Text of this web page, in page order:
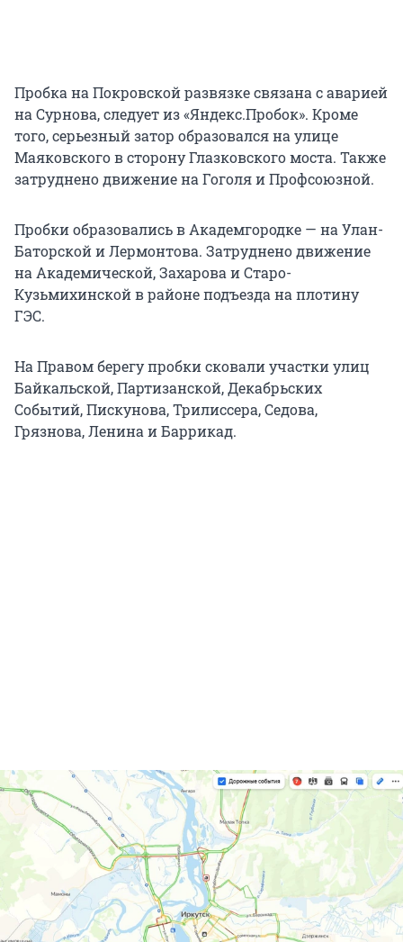
Пробка на Покровской развязке связана с аварией
на Сурнова, следует из «Яндекс.Пробок». Кроме
того, серьезный затор образовался на улице
Маяковского в сторону Глазковского моста. Также
затруднено движение на Гоголя и Профсоюзной.
Пробки образовались в Академгородке — на Улан-
Баторской и Лермонтова. Затруднено движение
на Академической, Захарова и Старо-
Кузьмихинской в районе подъезда на плотину
ГЭС.
На Правом берегу пробки сковали участки улиц
Байкальской, Партизанской, Декабрьских
Событий, Пискунова, Трилиссера, Седова,
Грязнова, Ленина и Баррикад.